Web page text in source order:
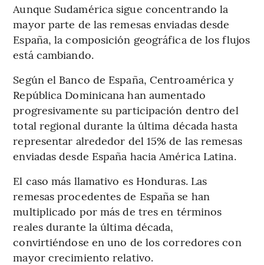
Aunque Sudamérica sigue concentrando la
mayor parte de las remesas enviadas desde
España, la composición geográfica de los flujos
está cambiando.
Según el Banco de España, Centroamérica y
República Dominicana han aumentado
progresivamente su participación dentro del
total regional durante la última década hasta
representar alrededor del 15% de las remesas
enviadas desde España hacia América Latina.
El caso más llamativo es Honduras. Las
remesas procedentes de España se han
multiplicado por más de tres en términos
reales durante la última década,
convirtiéndose en uno de los corredores con
mayor crecimiento relativo.